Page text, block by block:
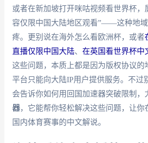
或者在新加坡打开咪咕视频看世界杯，
容仅限中国大陆地区观看”——这种地
疼。更别说在海外怎么看欧洲杯，或者
直播仅限中国大陆、 在英国看世界杯中
这些问题，本质上都是因为版权协议的
平台只能向大陆IP用户提供服务。不过
会告诉你如何用回国加速器突破限制，
器，它能帮你轻松解决这些问题，让你
国内体育赛事的中文解说。